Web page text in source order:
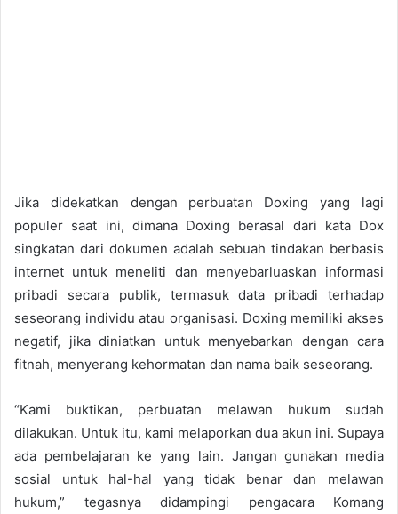
Jika didekatkan dengan perbuatan Doxing yang lagi
populer saat ini, dimana Doxing berasal dari kata Dox
singkatan dari dokumen adalah sebuah tindakan berbasis
internet untuk meneliti dan menyebarluaskan informasi
pribadi secara publik, termasuk data pribadi terhadap
seseorang individu atau organisasi. Doxing memiliki akses
negatif, jika diniatkan untuk menyebarkan dengan cara
fitnah, menyerang kehormatan dan nama baik seseorang.
“Kami buktikan, perbuatan melawan hukum sudah
dilakukan. Untuk itu, kami melaporkan dua akun ini. Supaya
ada pembelajaran ke yang lain. Jangan gunakan media
sosial untuk hal-hal yang tidak benar dan melawan
hukum,” tegasnya didampingi pengacara Komang